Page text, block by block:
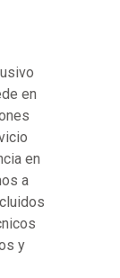
en
en
a
y